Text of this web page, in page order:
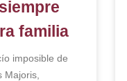
familia
imposible de
Majoris,